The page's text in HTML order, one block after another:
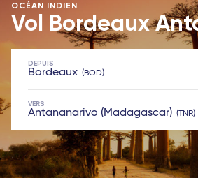
OCÉAN INDIEN
Vol Bordeaux
DEPUIS
Bordeaux BOD
VERS
Antananarivo (Madagascar) TNR